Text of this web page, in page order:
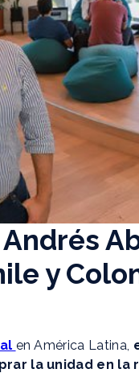
Andrés
y
en América Latina,
la unidad en